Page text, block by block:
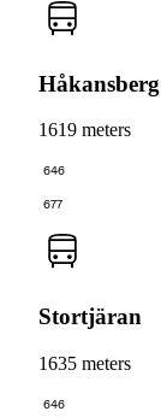
Håkansberg
1619 meters
646
677
Stortjäran
1635 meters
646